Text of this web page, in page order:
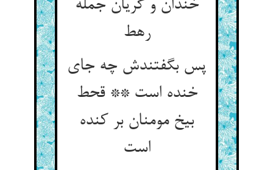
خندان و گریان جمله
رهط
پس بگفتندش چه جای
خنده است ** قحط
بیخ مومنان بر کنده
است